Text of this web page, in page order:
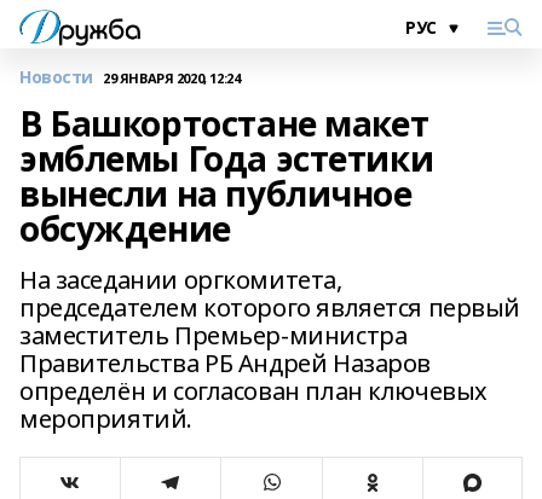
Новости 29 ЯНВАРЯ 2020, 12:24
В Башкортостане макет
эмблемы Года эстетики
вынесли на публичное
обсуждение
На заседании оргкомитета,
председателем которого является первый
заместитель Премьер-министра
Правительства РБ Андрей Назаров
определён и согласован план ключевых
мероприятий.